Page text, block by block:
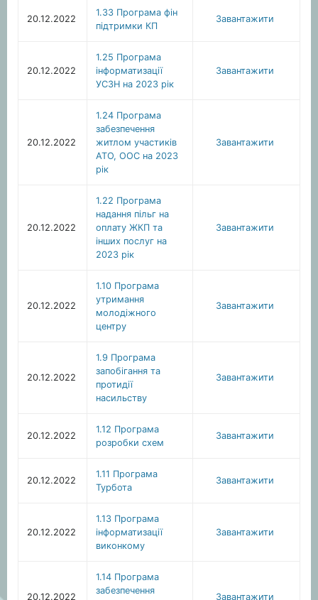
20.12.2022
1.33 Програма фін
підтримки КП
Завантажити
20.12.2022
1.25 Програма
інформатизації
УСЗН на 2023 рік
Завантажити
20.12.2022
1.24 Програма
забезпечення
житлом участиків
АТО, ООС на 2023
рік
Завантажити
20.12.2022
1.22 Програма
надання пільг на
оплату ЖКП та
інших послуг на
2023 рік
Завантажити
20.12.2022
1.10 Програма
утримання
молодіжного
центру
Завантажити
20.12.2022
1.9 Програма
запобігання та
протидії
насильству
Завантажити
20.12.2022
1.12 Програма
розробки схем
Завантажити
20.12.2022
1.11 Програма
Турбота
Завантажити
20.12.2022
1.13 Програма
інформатизації
виконкому
Завантажити
20.12.2022
1.14 Програма
забезпечення
Завантажити